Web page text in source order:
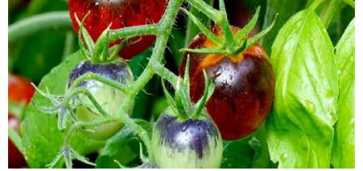
CHÉMIA
KVETINÁČE
DEKORÁCIE